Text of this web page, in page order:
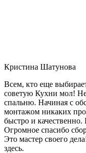
Кристина Шатунова
Всем, кто еще
советую Кухни мол!
спальню. Начиная с
монтажом никаких
быстро и
Огромное спасибо
Это мастер своего
здесь.